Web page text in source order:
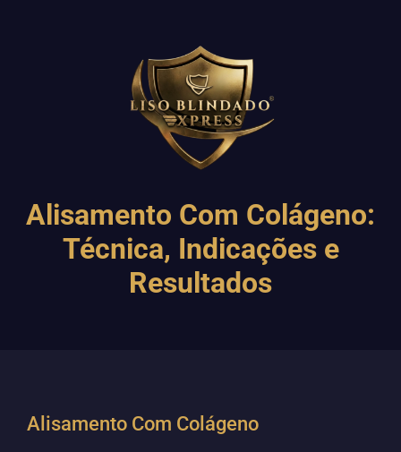
Alisamento Com Colágeno:
Técnica, Indicações e
Resultados
Alisamento Com Colágeno